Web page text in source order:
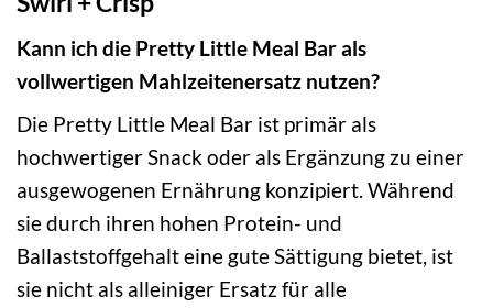
Kann ich die Pretty Little Meal Bar als
vollwertigen Mahlzeitenersatz nutzen?
Die Pretty Little Meal Bar ist primär als
hochwertiger Snack oder als Ergänzung zu einer
ausgewogenen Ernährung konzipiert. Während
sie durch ihren hohen Protein- und
Ballaststoffgehalt eine gute Sättigung bietet, ist
sie nicht als alleiniger Ersatz für alle